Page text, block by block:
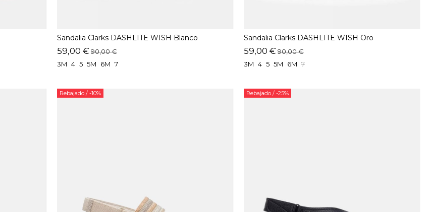
Sandalia Clarks DASHLITE WISH Blanco
59,00 € 90,00 €
3M 4 5 5M 6M 7
Sandalia Clarks DASHLITE WISH Oro
59,00 € 90,00 €
3M 4 5 5M 6M 7
Rebajado / -10% Rebajado / -25%